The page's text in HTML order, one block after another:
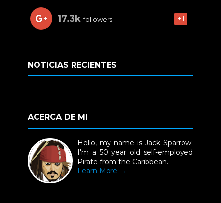
17.3k followers +1
NOTICIAS RECIENTES
ACERCA DE MI
Hello, my name is Jack Sparrow.
I'm a 50 year old self-employed
Pirate from the Caribbean.
Learn More →